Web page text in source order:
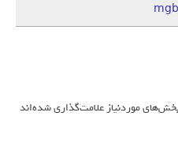
موردنیاز علامت‌گذاری شده‌اند